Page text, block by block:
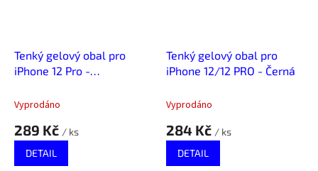
Tenký gelový obal pro
iPhone 12 Pro -
Vyprodáno
289 Kč / ks
DETAIL
Tenký gelový obal pro
iPhone 12/12 PRO - Černá
Vyprodáno
284 Kč / ks
DETAIL